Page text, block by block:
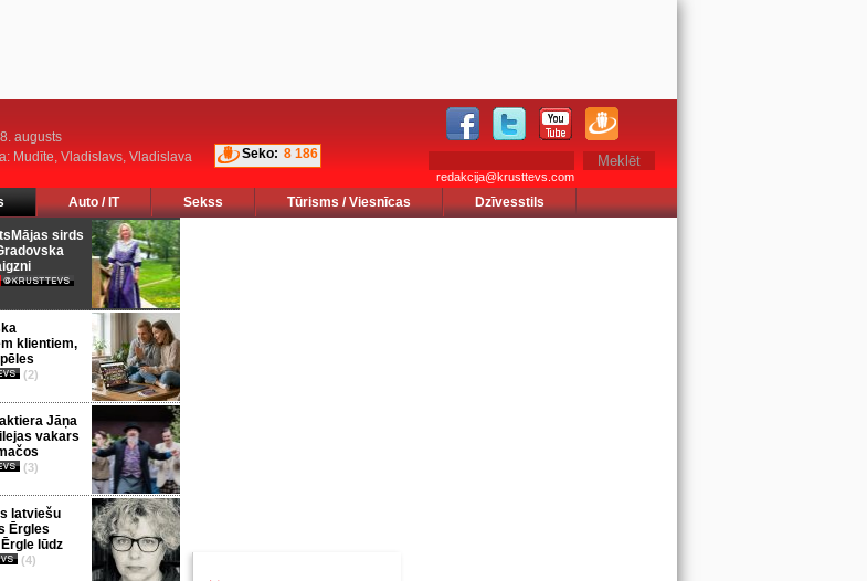
augusts
Mudīte, Vladislavs, Vladislava
Seko: 8 186
redakcija@krusttevs.com
Auto / IT Sekss Tūrisms / Viesnīcas Dzīvesstils
sirds
klientiem,
(2)
Jāņa
vakars
(3)
latviešu
Ērgles
lūdz
(4)